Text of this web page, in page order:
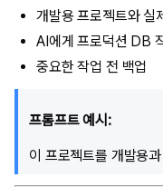
개발용 프로젝트와 실
AI에게 프로덕션 DB
중요한 작업 전 백업
프롬프트 예시: